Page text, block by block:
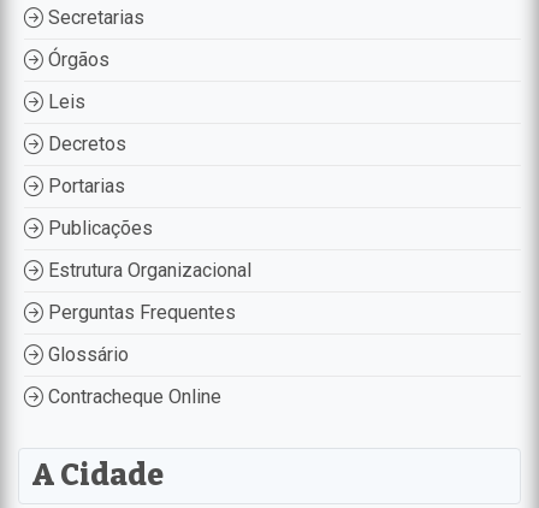
Secretarias
Órgãos
Leis
Decretos
Portarias
Publicações
Estrutura Organizacional
Perguntas Frequentes
Glossário
Contracheque Online
A Cidade